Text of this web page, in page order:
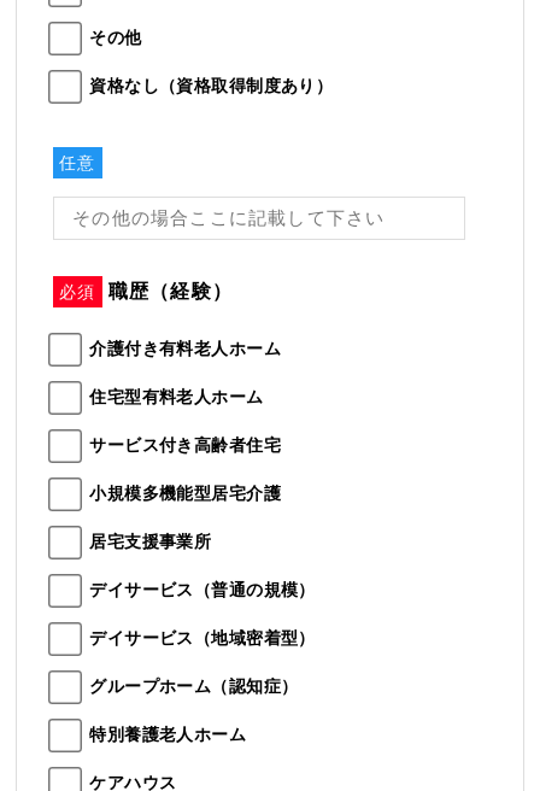
その他
資格なし（資格取得制度あり）
任意
必須 職歴（経験）
介護付き有料老人ホーム
住宅型有料老人ホーム
サービス付き高齢者住宅
小規模多機能型居宅介護
居宅支援事業所
デイサービス（普通の規模）
デイサービス（地域密着型）
グループホーム（認知症）
特別養護老人ホーム
ケアハウス